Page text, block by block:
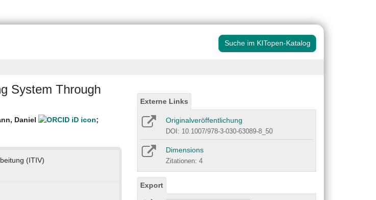
Suche im KITopen-Katalog
System Through
Daniel
;
(ITIV)
Externe Links
Originalveröffentlichung
DOI: 10.1007/978-3-030-63089-8_50
Dimensions
Zitationen: 4
Export